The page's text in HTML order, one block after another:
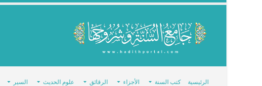
الرئيسية كتب السنة الأجزاء الرقائق علوم الحديث السير